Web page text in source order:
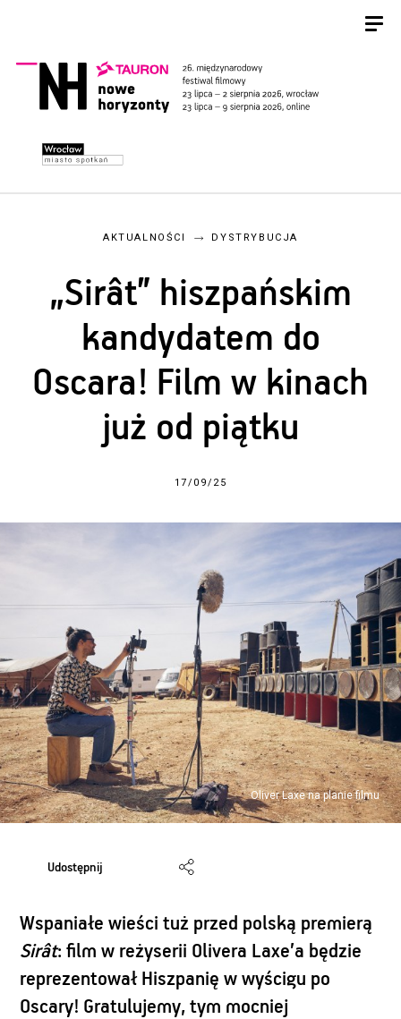
AKTUALNOŚCI DYSTRYBUCJA
„Sirât” hiszpańskim
kandydatem do
Oscara! Film w kinach
już od piątku
17/09/25
Oliver Laxe na planie filmu
Udostępnij
Wspaniałe wieści tuż przed polską premierą
Sirât: film w reżyserii Olivera Laxe’a będzie
reprezentował Hiszpanię w wyścigu po
Oscary! Gratulujemy, tym mocniej